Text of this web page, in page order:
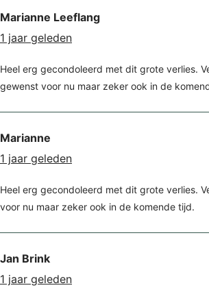
Marianne Leeflang
1 jaar geleden
Heel erg gecondoleerd met dit grote verlies.
gewenst voor nu maar zeker ook in de
Marianne
1 jaar geleden
Heel erg gecondoleerd met dit grote verlies.
voor nu maar zeker ook in de komende tijd.
Jan Brink
1 jaar geleden